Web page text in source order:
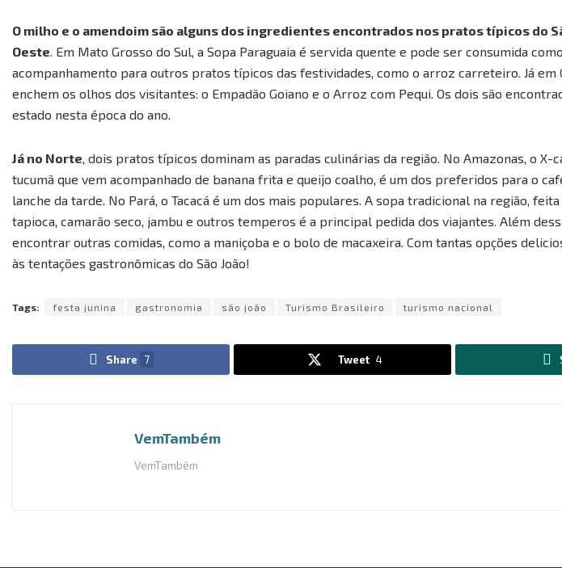
O milho e o amendoim são alguns dos ingredientes encontrados nos pratos típicos do
Oeste. Em Mato Grosso do Sul, a Sopa Paraguaia é servida quente e pode ser consumida
acompanhamento para outros pratos típicos das festividades, como o arroz carreteiro. Já em
enchem os olhos dos visitantes: o Empadão Goiano e o Arroz com Pequi. Os dois são
estado nesta época do ano.
Já no Norte, dois pratos típicos dominam as paradas culinárias da região. No Amazonas, o X-
tucumã que vem acompanhado de banana frita e queijo coalho, é um dos preferidos para o
lanche da tarde. No Pará, o Tacacá é um dos mais populares. A sopa tradicional na região,
tapioca, camarão seco, jambu e outros temperos é a principal pedida dos viajantes. Além
encontrar outras comidas, como a maniçoba e o bolo de macaxeira. Com tantas opções
às tentações gastronômicas do São João!
Tags: festa junina gastronomia são joão Turismo Brasileiro turismo nacional
Share 7 Tweet 4
VemTambém
VemTambém